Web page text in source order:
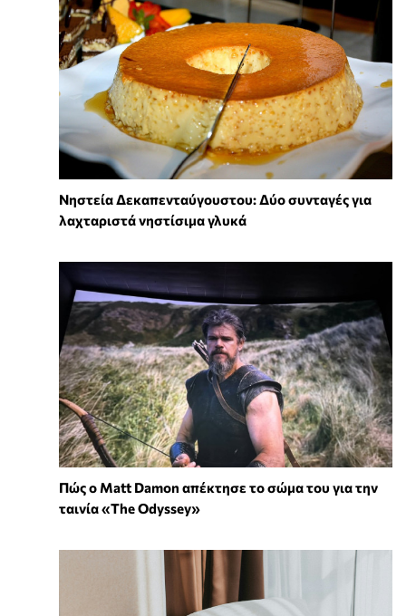
Νηστεία Δεκαπενταύγουστου: Δύο συνταγές για
λαχταριστά νηστίσιμα γλυκά
Πώς ο Matt Damon απέκτησε το σώμα του για την
ταινία «The Odyssey»